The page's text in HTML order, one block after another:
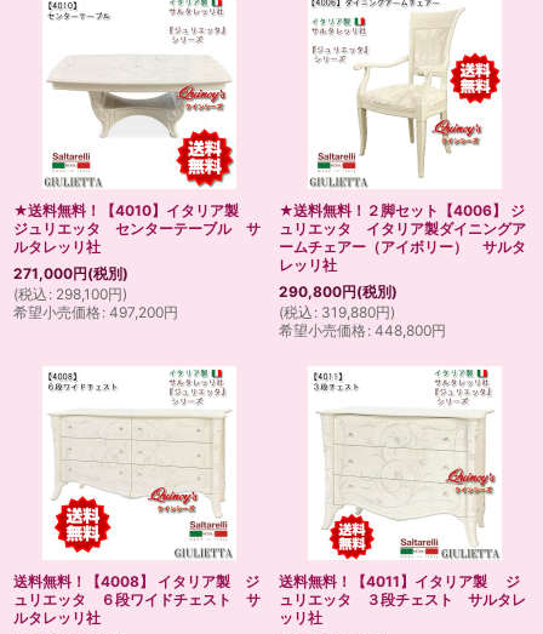
★送料無料！【4010】イタリア製
ジュリエッタ センターテーブル サ
ルタレッリ社
271,000円(税別)
(税込 : 298,100円)
希望小売価格: 497,200円
★送料無料！２脚セット【4006】 ジ
ュリエッタ イタリア製ダイニングア
ームチェアー（アイボリー） サルタ
レッリ社
290,800円(税別)
(税込 : 319,880円)
希望小売価格: 448,800円
送料無料！【4008】 イタリア製 ジ
ュリエッタ ６段ワイドチェスト サ
ルタレッリ社
送料無料！【4011】イタリア製 ジ
ュリエッタ ３段チェスト サルタレ
ッリ社